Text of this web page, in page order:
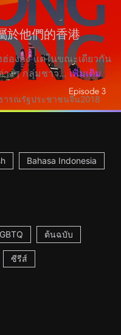
於他們的香港
องกง แต่ในขณะเดียวกัน
งๆ กลุ่มชาว... เพิ่มเติม
ารณรัฐประชาชนจีน2018
Bahasa Indonesia
ต้นฉบับ
ซีรีส์